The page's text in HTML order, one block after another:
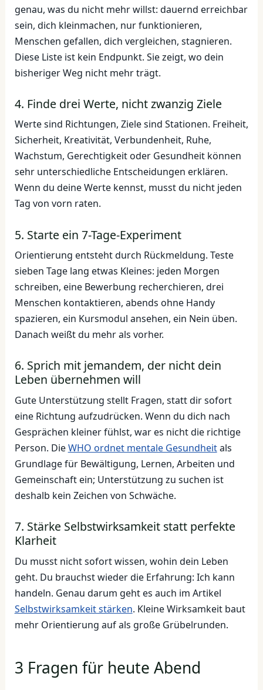
genau, was du nicht mehr willst: dauernd erreichbar
sein, dich kleinmachen, nur funktionieren,
Menschen gefallen, dich vergleichen, stagnieren.
Diese Liste ist kein Endpunkt. Sie zeigt, wo dein
bisheriger Weg nicht mehr trägt.
4. Finde drei Werte, nicht zwanzig Ziele
Werte sind Richtungen, Ziele sind Stationen. Freiheit,
Sicherheit, Kreativität, Verbundenheit, Ruhe,
Wachstum, Gerechtigkeit oder Gesundheit können
sehr unterschiedliche Entscheidungen erklären.
Wenn du deine Werte kennst, musst du nicht jeden
Tag von vorn raten.
5. Starte ein 7-Tage-Experiment
Orientierung entsteht durch Rückmeldung. Teste
sieben Tage lang etwas Kleines: jeden Morgen
schreiben, eine Bewerbung recherchieren, drei
Menschen kontaktieren, abends ohne Handy
spazieren, ein Kursmodul ansehen, ein Nein üben.
Danach weißt du mehr als vorher.
6. Sprich mit jemandem, der nicht dein
Leben übernehmen will
Gute Unterstützung stellt Fragen, statt dir sofort
eine Richtung aufzudrücken. Wenn du dich nach
Gesprächen kleiner fühlst, war es nicht die richtige
Person. DieWHO ordnet mentale Gesundheitals
Grundlage für Bewältigung, Lernen, Arbeiten und
Gemeinschaft ein; Unterstützung zu suchen ist
deshalb kein Zeichen von Schwäche.
7. Stärke Selbstwirksamkeit statt perfekte
Klarheit
Du musst nicht sofort wissen, wohin dein Leben
geht. Du brauchst wieder die Erfahrung: Ich kann
handeln. Genau darum geht es auch im Artikel
Selbstwirksamkeit stärken. Kleine Wirksamkeit baut
mehr Orientierung auf als große Grübelrunden.
3 Fragen für heute Abend